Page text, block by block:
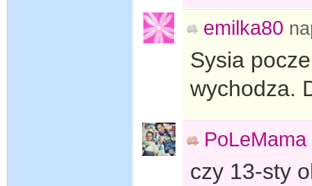
emilka80
Sysia
wychodza.
PoLeMama
czy 13-sty